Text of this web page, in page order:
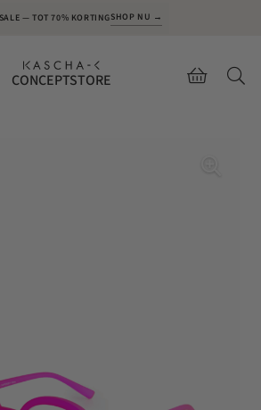
— TOT 70% KORTINGSHOP NU →
CONCEPTSTORE